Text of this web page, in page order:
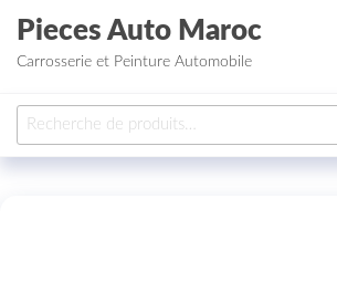
Aller au contenu
Pieces Auto Maroc
Carrosserie et Peinture Automobile
Recherche pour :